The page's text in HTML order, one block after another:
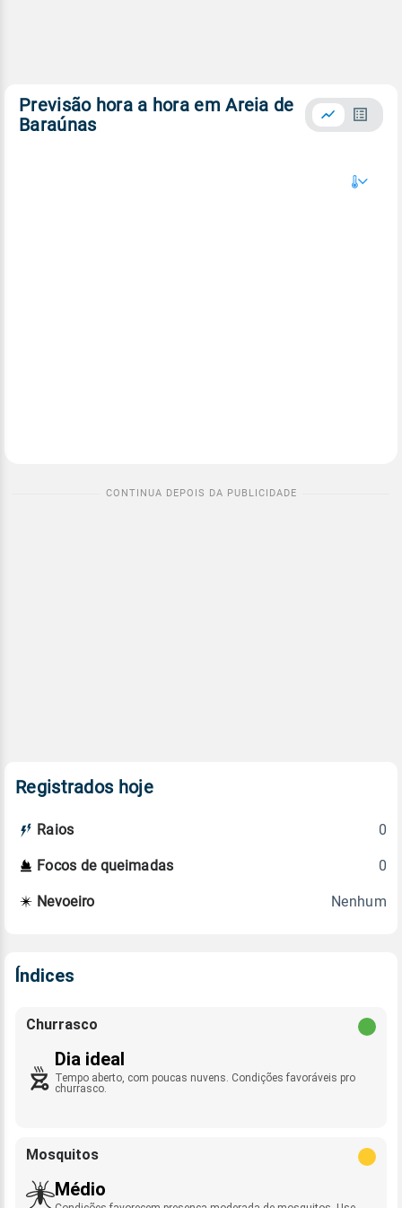
Previsão hora a hora em Areia de
Baraúnas
Registrados hoje
Raios 0
Focos de queimadas 0
Nevoeiro Nenhum
Índices
Churrasco
Dia ideal
Tempo aberto, com poucas nuvens. Condições favoráveis pro
churrasco.
Mosquitos
Médio